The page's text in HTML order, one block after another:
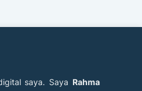
saya. Saya Rahma